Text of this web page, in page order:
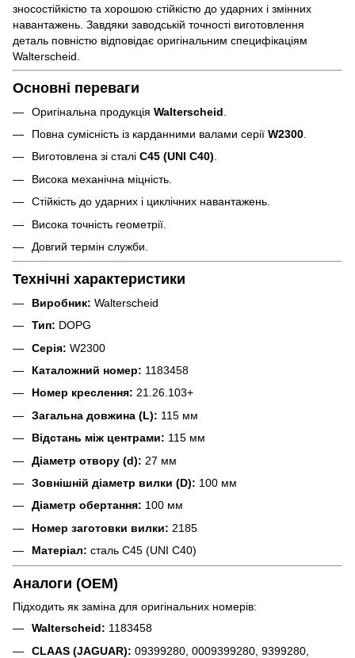
зносостійкістю та хорошою стійкістю до ударних і змінних
навантажень. Завдяки заводській точності виготовлення
деталь повністю відповідає оригінальним специфікаціям
Walterscheid.
Основні переваги
Оригінальна продукція Walterscheid
Повна сумісність із карданними валами серії W2300
Виготовлена зі сталі C45 (UNI C40).
Висока механічна міцність.
Стійкість до ударних і циклічних навантажень.
Висока точність геометрії.
Довгий термін служби.
Технічні характеристики
Виробник: Walterscheid
Тип: DOPG
Серія: W2300
Каталожний номер: 1183458
Номер креслення: 21.26.103+
Загальна довжина (L): 115 мм
Відстань між центрами: 115 мм
Діаметр отвору (d): 27 мм
Зовнішній діаметр вилки (D): 100 мм
Діаметр обертання: 100 мм
Номер заготовки вилки: 2185
Матеріал: сталь C45 (UNI C40)
Аналоги (OEM)
Підходить як заміна для оригінальних номерів:
Walterscheid: 1183458
CLAAS (JAGUAR): 09399280, 0009399280, 9399280,